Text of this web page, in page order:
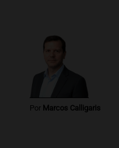
Por Marcos Calligaris